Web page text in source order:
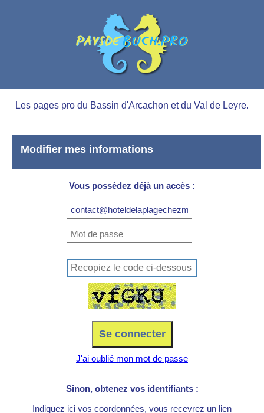
Les pages pro du Bassin d'Arcachon et du Val de Leyre.
Modifier mes informations
Vous possèdez déjà un accès :
J'ai oublié mon mot de passe
Sinon, obtenez vos identifiants :
Indiquez ici vos coordonnées, vous recevrez un lien